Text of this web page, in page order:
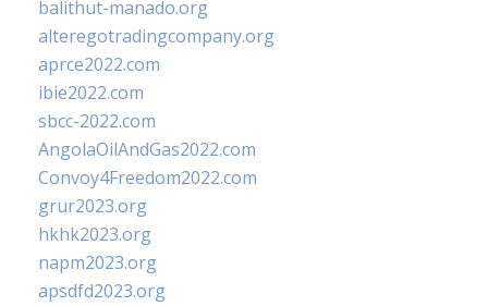
balithut-manado.org
alteregotradingcompany.org
aprce2022.com
ibie2022.com
sbcc-2022.com
AngolaOilAndGas2022.com
Convoy4Freedom2022.com
grur2023.org
hkhk2023.org
napm2023.org
apsdfd2023.org